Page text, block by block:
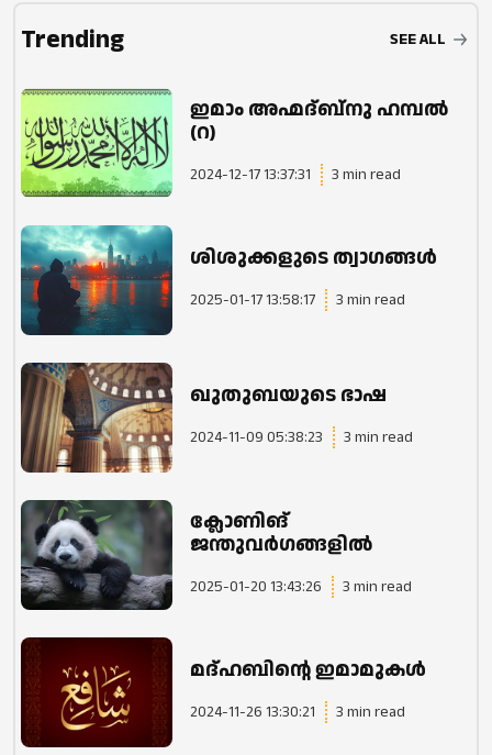
Trending SEE ALL
ഇമാം അഹ്മദ്ബ്നു ഹമ്പൽ
(റ)
2024-12-17 13:37:31 3 min read
ശിശുക്കളുടെ ത്വാഗങ്ങൾ
2025-01-17 13:58:17 3 min read
ഖുതുബയുടെ ഭാഷ
2024-11-09 05:38:23 3 min read
ക്ലോണിങ്
ജന്തുവർഗങ്ങളിൽ
2025-01-20 13:43:26 3 min read
മദ്ഹബിന്റെ ഇമാമുകൾ
2024-11-26 13:30:21 3 min read